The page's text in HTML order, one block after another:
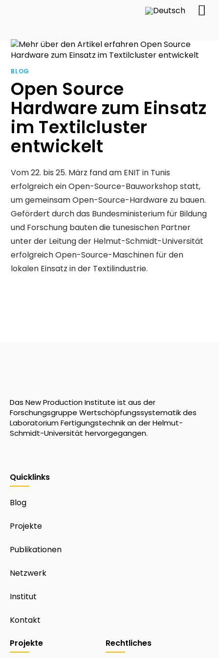
BLOG
Open Source
Hardware zum Einsatz
im Textilcluster
entwickelt
Vom 22. bis 25. März fand am ENIT in Tunis
erfolgreich ein Open-Source-Bauworkshop statt,
um gemeinsam Open-Source-Hardware zu bauen.
Gefördert durch das Bundesministerium für Bildung
und Forschung bauten die tunesischen Partner
unter der Leitung der Helmut-Schmidt-Universität
erfolgreich Open-Source-Maschinen für den
lokalen Einsatz in der Textilindustrie.
Das New Production Institute ist aus der
Forschungsgruppe Wertschöpfungssystematik des
Laboratorium Fertigungstechnik an der Helmut-
Schmidt-Universität hervorgegangen.
Quicklinks
Blog
Projekte
Publikationen
Netzwerk
Institut
Kontakt
Projekte Rechtliches